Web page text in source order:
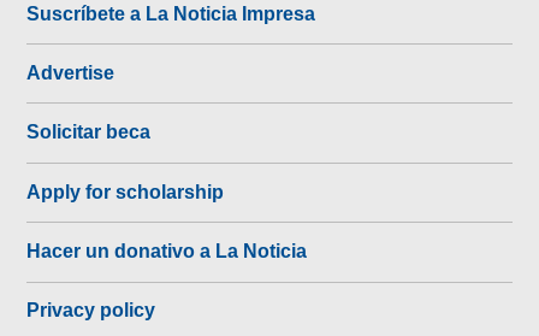
Suscríbete a La Noticia Impresa
Advertise
Solicitar beca
Apply for scholarship
Hacer un donativo a La Noticia
Privacy policy